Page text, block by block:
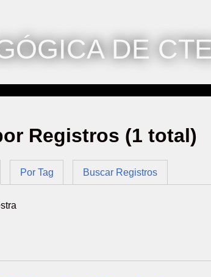
DE
Registros (1 total)
Por Tag Buscar Registros